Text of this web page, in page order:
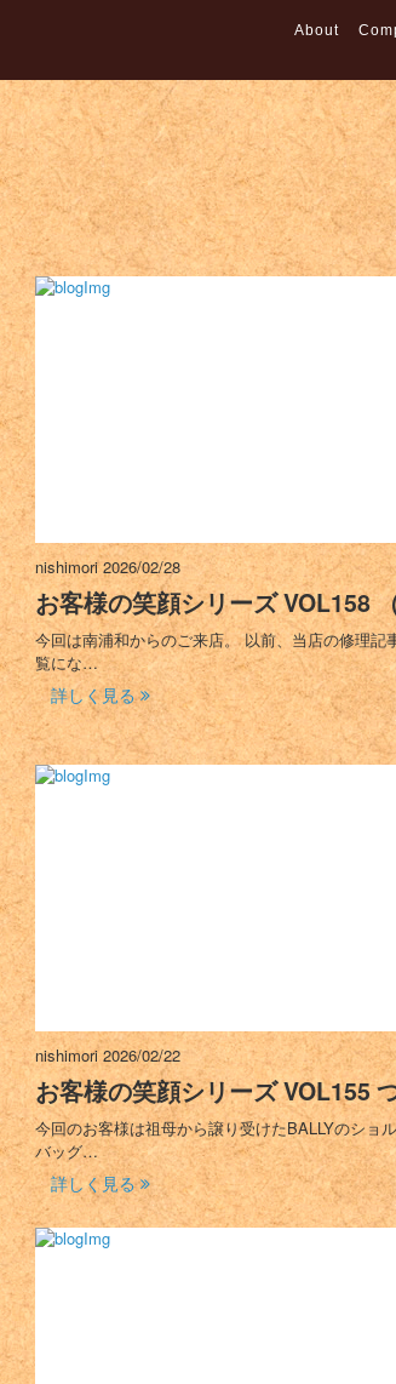
About
nishimori2026/02/28
お客様の笑顔シリーズ VOL158
今回は南浦和からのご来店。 以前、当店の修理記
覧にな…
詳しく見る
nishimori2026/02/22
お客様の笑顔シリーズ VOL155
今回のお客様は祖母から譲り受けたBALLYのショ
バッグ…
詳しく見る